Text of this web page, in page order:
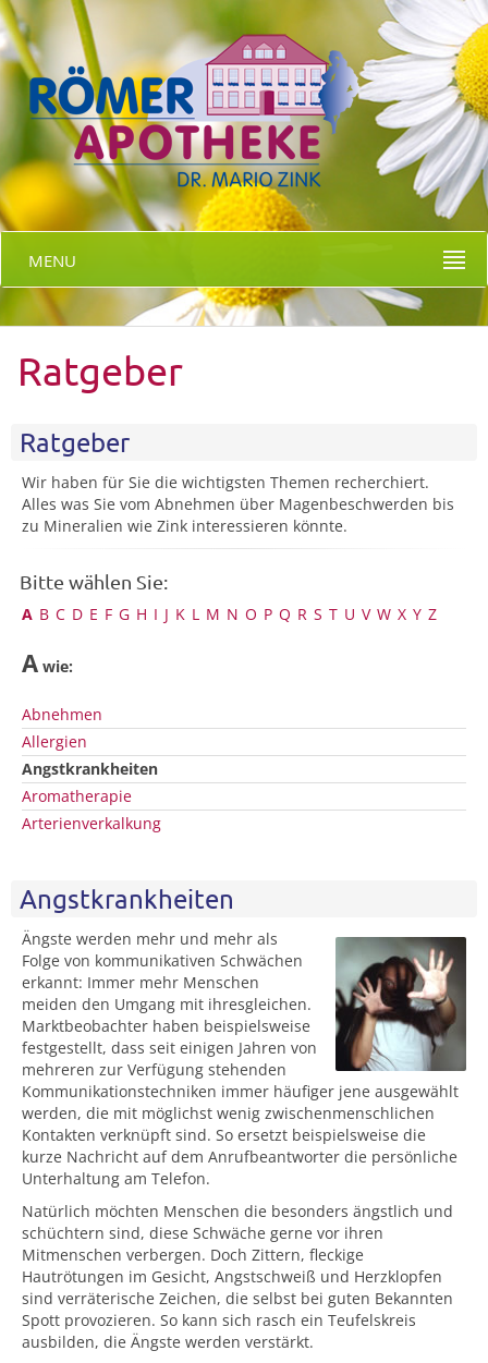
MENU
Ratgeber
Ratgeber
Wir haben für Sie die wichtigsten Themen recherchiert.
Alles was Sie vom Abnehmen über Magenbeschwerden bis
zu Mineralien wie Zink interessieren könnte.
Bitte wählen Sie:
A B C D E F G H I J K L M N O P Q R S T U V W X Y Z
A wie:
Abnehmen
Allergien
Angstkrankheiten
Aromatherapie
Arterienverkalkung
Angstkrankheiten
Ängste werden mehr und mehr als
Folge von kommunikativen Schwächen
erkannt: Immer mehr Menschen
meiden den Umgang mit ihresgleichen.
Marktbeobachter haben beispielsweise
festgestellt, dass seit einigen Jahren von
mehreren zur Verfügung stehenden
Kommunikationstechniken immer häufiger jene ausgewählt
werden, die mit möglichst wenig zwischenmenschlichen
Kontakten verknüpft sind. So ersetzt beispielsweise die
kurze Nachricht auf dem Anrufbeantworter die persönliche
Unterhaltung am Telefon.
Natürlich möchten Menschen die besonders ängstlich und
schüchtern sind, diese Schwäche gerne vor ihren
Mitmenschen verbergen. Doch Zittern, fleckige
Hautrötungen im Gesicht, Angstschweiß und Herzklopfen
sind verräterische Zeichen, die selbst bei guten Bekannten
Spott provozieren. So kann sich rasch ein Teufelskreis
ausbilden, die Ängste werden verstärkt.